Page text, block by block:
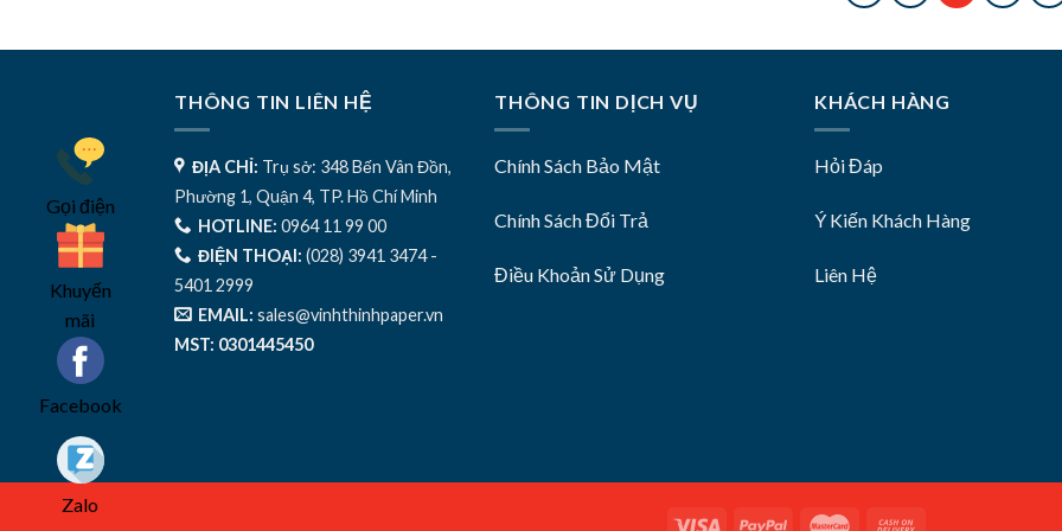
THÔNG TIN LIÊN HỆ
ĐỊA CHỈ: Trụ sở: 348 Bến Vân Đồn,
Phường 1, Quận 4, TP. Hồ Chí Minh
HOTLINE: 0964 11 99 00
ĐIỆN THOẠI: (028) 3941 3474 -
5401 2999
EMAIL: sales@vinhthinhpaper.vn
MST: 0301445450
THÔNG TIN DỊCH VỤ
Chính Sách Bảo Mật
Chính Sách Đổi Trả
Điều Khoản Sử Dụng
KHÁCH HÀNG
Hỏi Đáp
Ý Kiến Khách Hàng
Liên Hệ
Gọi điện
Khuyến
mãi
Facebook
Zalo